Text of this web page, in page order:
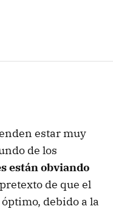
estar muy
de los
están obviando
de que el
debido a la